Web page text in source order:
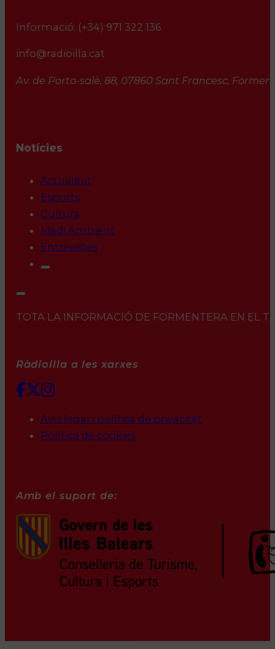
Informació: (+34) 971 322 136
info@radioilla.cat
Av. de Porto-salè, 88, 07860 Sant Francesc,
Notícies
Actualitat
Esports
Cultura
Medi Ambient
Entrevistes
TOTA LA INFORMACIÓ DE FORMENTERA EN EL
Ràdioilla a les xarxes
Avís legal i política de privacitat
Política de cookies
Amb el suport de: